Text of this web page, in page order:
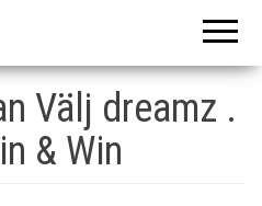
Välj dreamz .
& Win